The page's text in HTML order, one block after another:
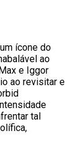
ícone do
ao
e Iggor
ao revisitar e
tal